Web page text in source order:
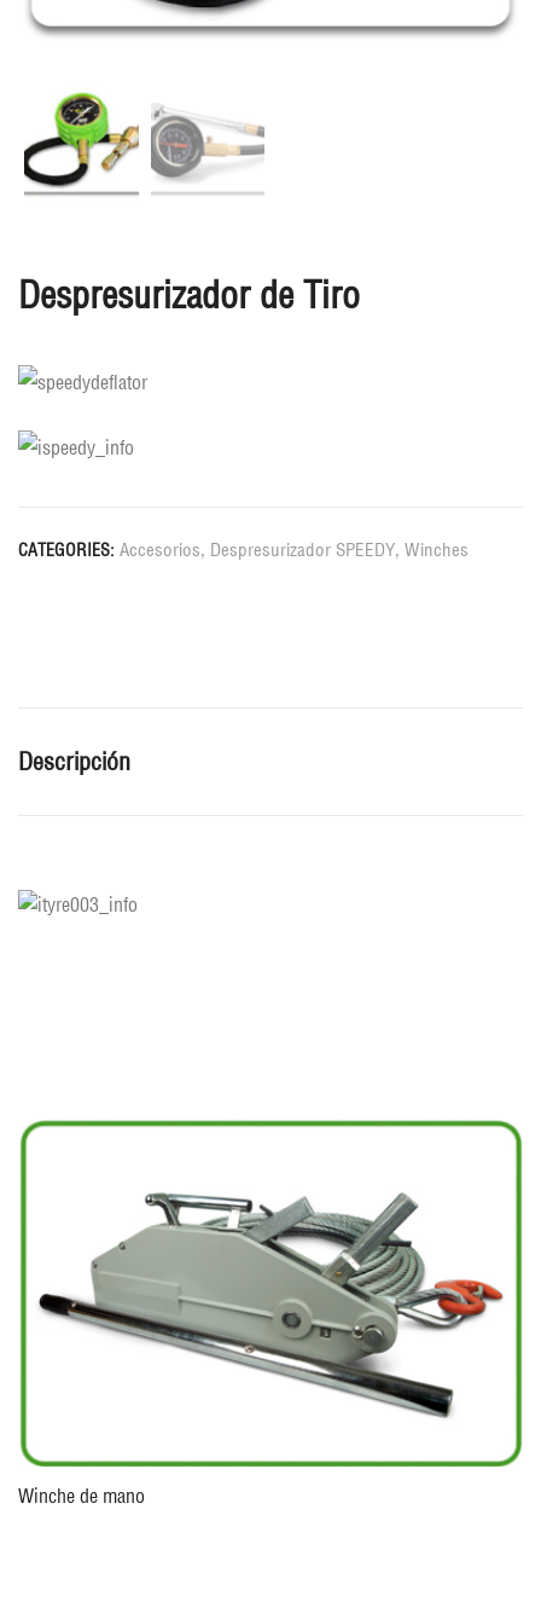
Despresurizador de Tiro
CATEGORIES: Accesorios, Despresurizador SPEEDY, Winches
Descripción
Winche de mano